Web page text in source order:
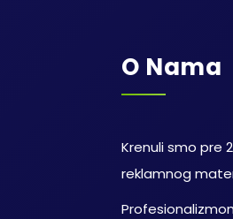
O Nama
Krenuli smo pre
reklamnog